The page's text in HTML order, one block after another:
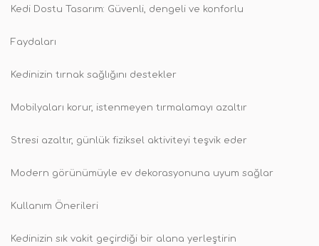
Kedi Dostu Tasarım: Güvenli, dengeli ve konforlu
Faydaları
Kedinizin tırnak sağlığını destekler
Mobilyaları korur, istenmeyen tırmalamayı azaltır
Stresi azaltır, günlük fiziksel aktiviteyi teşvik eder
Modern görünümüyle ev dekorasyonuna uyum sağlar
Kullanım Önerileri
Kedinizin sık vakit geçirdiği bir alana yerleştirin